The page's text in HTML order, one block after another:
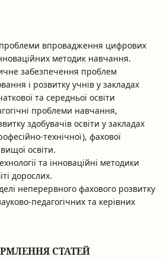
проблеми впровадження цифрових
методик навчання.
забезпечення проблем
і розвитку учнів у закладах
та середньої освіти
проблеми навчання,
здобувачів освіти у закладах
технічної), фахової
освіти.
та інноваційні методики
дорослих.
неперервного фахового розвитку
педагогічних та керівних
СТАТЕЙ